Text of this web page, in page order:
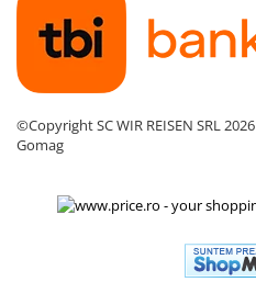
©Copyright SC WIR REISEN SRL 2026
Gomag